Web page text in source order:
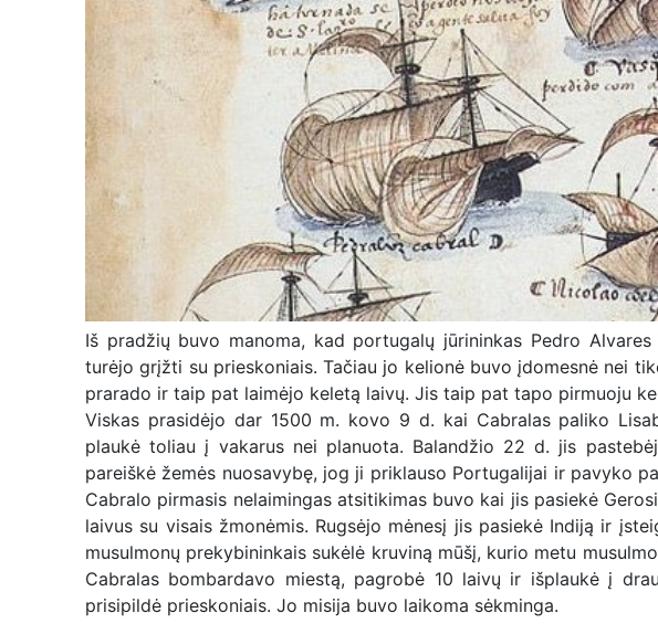
Iš pradžių buvo manoma, kad portugalų jūrininkas Pedro
turėjo grįžti su prieskoniais. Tačiau jo kelionė buvo įdomesnė nei
prarado ir taip pat laimėjo keletą laivų. Jis taip pat tapo pirmuoju
Viskas prasidėjo dar 1500 m. kovo 9 d. kai Cabralas paliko
plaukė toliau į vakarus nei planuota. Balandžio 22 d. jis
pareiškė žemės nuosavybę, jog ji priklauso Portugalijai ir pavyko
Cabralo pirmasis nelaimingas atsitikimas buvo kai jis pasiekė
laivus su visais žmonėmis. Rugsėjo mėnesį jis pasiekė Indiją ir
musulmonų prekybininkais sukėlė kruviną mūšį, kurio metu
Cabralas bombardavo miestą, pagrobė 10 laivų ir išplaukė į
prisipildė prieskoniais. Jo misija buvo laikoma sėkminga.